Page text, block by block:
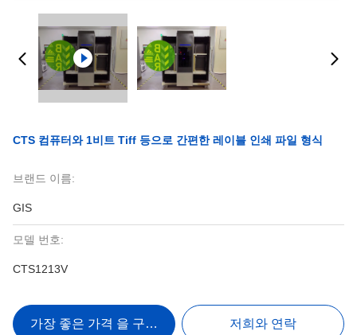
CTS 컴퓨터와 1비트 Tiff 등으로 간편한 레이블 인쇄 파일 형식
브랜드 이름:
GIS
모델 번호:
CTS1213V
가장 좋은 가격 을 구하라 저희와 연락